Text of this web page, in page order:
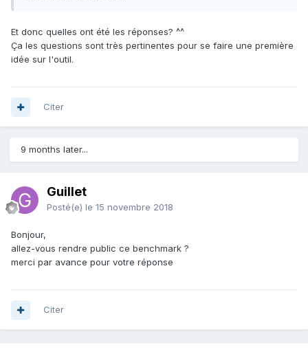
Et donc quelles ont été les réponses? ^^
Ça les questions sont très pertinentes pour se faire une première
idée sur l'outil.
Citer
9 months later...
Guillet
Posté(e) le 15 novembre 2018
Bonjour,
allez-vous rendre public ce benchmark ?
merci par avance pour votre réponse
Citer